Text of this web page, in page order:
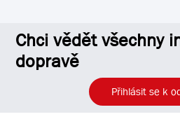
Chci vědět všechny
dopravě
Přihlásit se k